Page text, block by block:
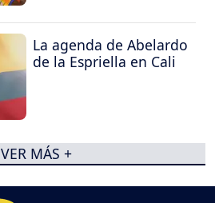
La agenda de Abelardo
de la Espriella en Cali
VER MÁS +